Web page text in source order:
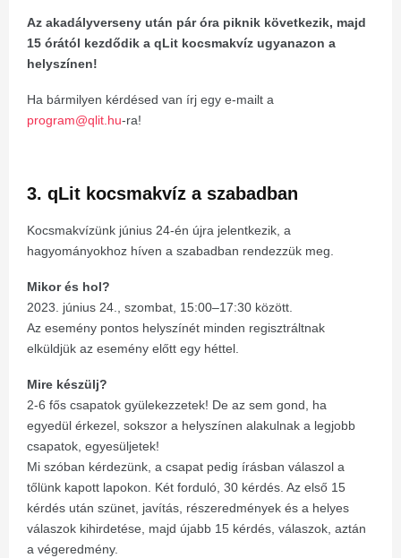
Az akadályverseny után pár óra piknik következik, majd
15 órától kezdődik a qLit kocsmakvíz ugyanazon a
helyszínen!
Ha bármilyen kérdésed van írj egy e-mailt a
program@qlit.hu-ra!
3. qLit kocsmakvíz a szabadban
Kocsmakvízünk június 24-én újra jelentkezik, a
hagyományokhoz híven a szabadban rendezzük meg.
Mikor és hol?
2023. június 24., szombat, 15:00–17:30 között.
Az esemény pontos helyszínét minden regisztráltnak
elküldjük az esemény előtt egy héttel.
Mire készülj?
2-6 fős csapatok gyülekezzetek! De az sem gond, ha
egyedül érkezel, sokszor a helyszínen alakulnak a legjobb
csapatok, egyesüljetek!
Mi szóban kérdezünk, a csapat pedig írásban válaszol a
tőlünk kapott lapokon. Két forduló, 30 kérdés. Az első 15
kérdés után szünet, javítás, részeredmények és a helyes
válaszok kihirdetése, majd újabb 15 kérdés, válaszok, aztán
a végeredmény.